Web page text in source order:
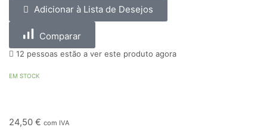
Adicionar à Lista de Desejos
Comparar
12 pessoas estão a ver este produto agora
EM STOCK
24,50 € com IVA